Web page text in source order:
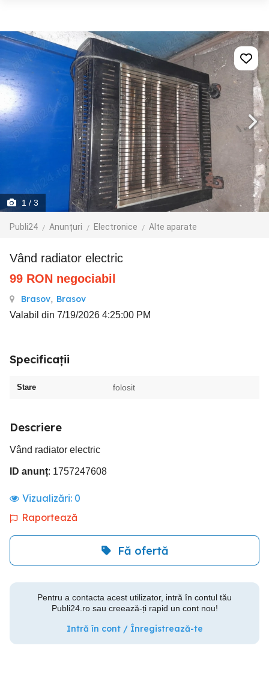
1 / 3
Publi24 Anunțuri Electronice Alte aparate
Vând radiator electric
99 RON negociabil
Brasov, Brasov
Valabil din 7/19/2026 4:25:00 PM
Specificații
Stare folosit
Descriere
Vând radiator electric
ID anunț: 1757247608
Vizualizări: 0
Raportează
Fă ofertă
Pentru a contacta acest utilizator, intră în contul tău
Publi24.ro sau creează-ți rapid un cont nou!
Intră în cont / Înregistrează-te